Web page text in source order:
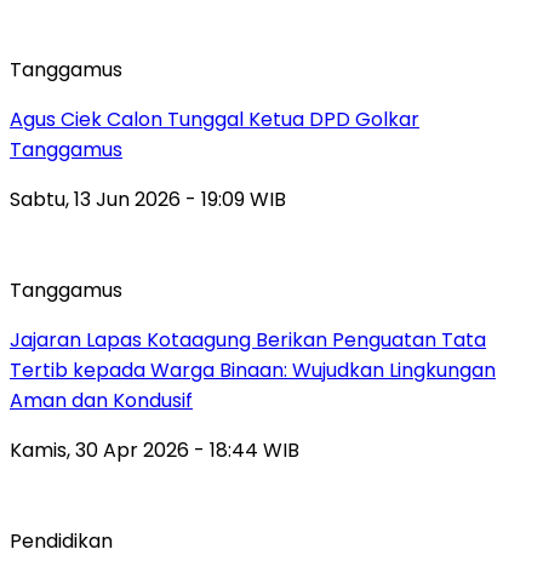
Tanggamus
Agus Ciek Calon Tunggal Ketua DPD Golkar
Tanggamus
Sabtu, 13 Jun 2026 - 19:09 WIB
Tanggamus
Jajaran Lapas Kotaagung Berikan Penguatan Tata
Tertib kepada Warga Binaan: Wujudkan Lingkungan
Aman dan Kondusif
Kamis, 30 Apr 2026 - 18:44 WIB
Pendidikan